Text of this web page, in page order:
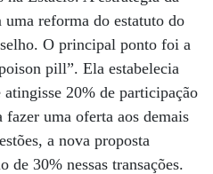
reforma do estatuto do
O principal ponto foi a
pill”. Ela estabelecia
20% de participação
uma oferta aos demais
a nova proposta
30% nessas transações.